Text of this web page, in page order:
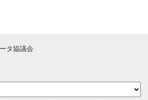
タ協議会